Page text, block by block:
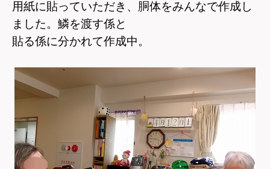
用紙に貼っていただき、 胴体をみんなで作成し
ました。 鱗を渡す係と
貼る係に分かれて作成中。